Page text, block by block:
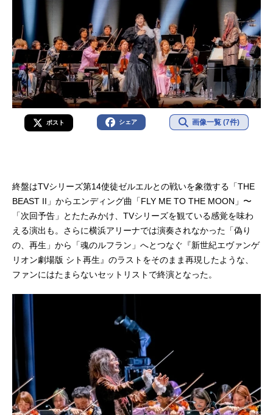
ポスト シェア 画像一覧 (7件)
終盤はTVシリーズ第14使徒ゼルエルとの戦いを象徴する「THE
BEAST II」からエンディング曲「FLY ME TO THE MOON」〜
「次回予告」とたたみかけ、TVシリーズを観ている感覚を味わ
える演出も。さらに横浜アリーナでは演奏されなかった「偽り
の、再生」から「魂のルフラン」へとつなぐ『新世紀エヴァンゲ
リオン劇場版 シト再生』のラストをそのまま再現したような、
ファンにはたまらないセットリストで終演となった。